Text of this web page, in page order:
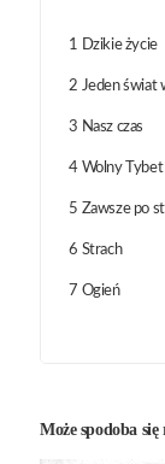
1 Dzikie życie
2 Jeden świat
3 Nasz czas
4 Wolny Tybet
5 Zawsze po
6 Strach
7 Ogień
Może spodoba